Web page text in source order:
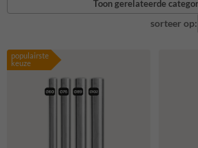
zonder onderhoud, zelfs bij intensief gebruik
weersomstandigheden. Deze palen zijn niet
worden. Verkrijgbaar in verschillende
wegneembaar of met afsluitmechanisme –
toepassing de juiste oplossing. Of het nu gaat
afbakening of tijdelijke doorgang, met onze
combineer je flexibiliteit, veiligheid en stijl in
Toon gerelateerde
sorteer op:
populairste
keuze